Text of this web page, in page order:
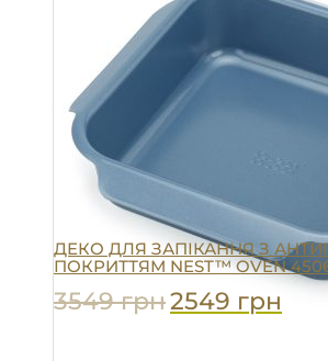
ДЕКО ДЛЯ ЗАПІКАННЯ З
ПОКРИТТЯМ NEST™ OVEN
3549грн2549 грн